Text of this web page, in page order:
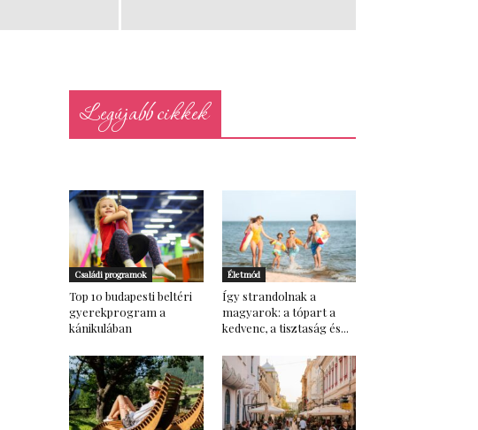
Legújabb cikkek
Családi programok
Top 10 budapesti beltéri
gyerekprogram a
kánikulában
Életmód
Így strandolnak a
magyarok: a tópart a
kedvenc, a tisztaság és...